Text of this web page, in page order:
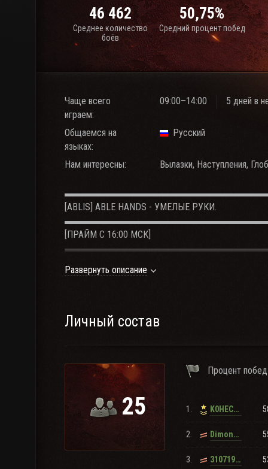
46 462
Среднее количество
боёв
50,75%
Средний процент побед
Чаще всего
играем:
09:00–14:00 5 дней в
Общаемся на
языках:
Русский
Нам интересны: Вылазки, Наступления,
[ABLIS] AВLE HANDS - УМЕЛЫЕ РУКИ.
[ПРАЙМ С 16:00 МСК]
2) Рейтинг WN8 от 1400+;
5) Техника 6-8 лвл для УКРЕПОВ;
Мы приветствуем желание играть и побеждать в
Мы не приветствуем негатив и оскорбления!
ФИНАНСОВАЯ ПОМОЩЬ КЛАНУ НЕ ТРЕБУЕТСЯ,
Развернуть описание
Личный состав
25
Процент побед
1. K0HEC_kms
2. Dimon_3000
3. 31071973